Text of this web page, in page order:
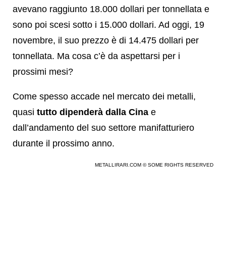
avevano raggiunto 18.000 dollari per tonnellata e
sono poi scesi sotto i 15.000 dollari. Ad oggi, 19
novembre, il suo prezzo è di 14.475 dollari per
tonnellata. Ma cosa c’è da aspettarsi per i
prossimi mesi?
Come spesso accade nel mercato dei metalli,
quasi tutto dipenderà dalla Cina e
dall’andamento del suo settore manifatturiero
durante il prossimo anno.
METALLIRARI.COM © SOME RIGHTS RESERVED